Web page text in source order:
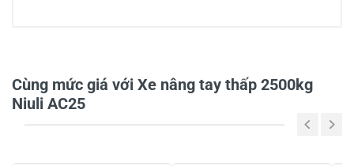
Cùng mức giá với Xe nâng tay thấp 2500kg
Niuli AC25